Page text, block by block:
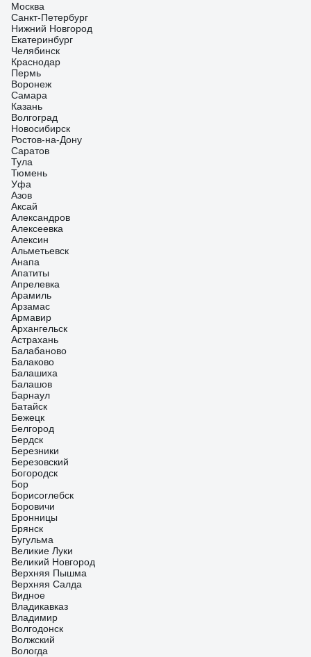
Москва
Санкт-Петербург
Нижний Новгород
Екатеринбург
Челябинск
Краснодар
Пермь
Воронеж
Самара
Казань
Волгоград
Новосибирск
Ростов-на-Дону
Саратов
Тула
Тюмень
Уфа
Азов
Аксай
Александров
Алексеевка
Алексин
Альметьевск
Анапа
Апатиты
Апрелевка
Арамиль
Арзамас
Армавир
Архангельск
Астрахань
Балабаново
Балаково
Балашиха
Балашов
Барнаул
Батайск
Бежецк
Белгород
Бердск
Березники
Березовский
Богородск
Бор
Борисоглебск
Боровичи
Бронницы
Брянск
Бугульма
Великие Луки
Великий Новгород
Верхняя Пышма
Верхняя Салда
Видное
Владикавказ
Владимир
Волгодонск
Волжский
Вологда